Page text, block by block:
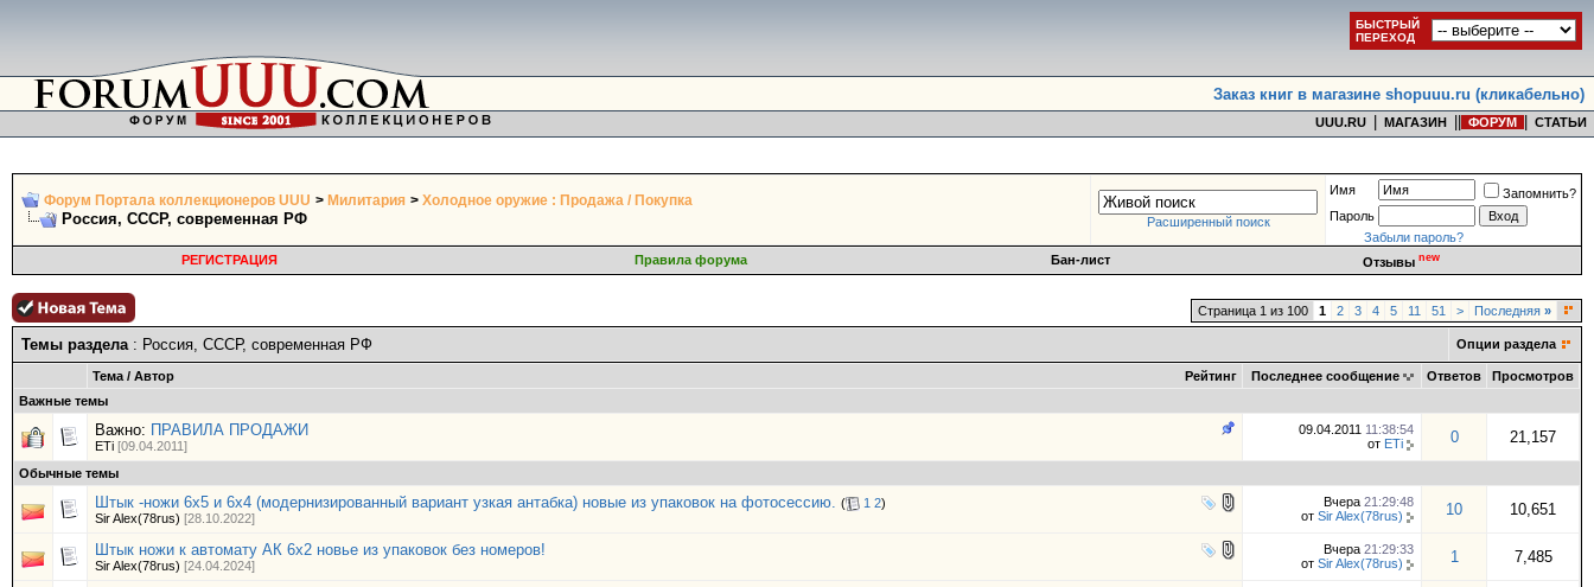
БЫСТРЫЙ
ПЕРЕХОД
Заказ книг в магазине shopuuu.ru (кликабельно)
UUU.RU МАГАЗИН ФОРУМ СТАТЬИ
Форум Портала коллекционеров UUU > Милитария > Холодное оружие : Продажа / Покупка
Россия, СССР, современная РФ Расширенный поиск
Имя
Запомнить?
Пароль
Забыли пароль?
РЕГИСТРАЦИЯ
Правила форума Бан-лист Отзывы new
Страница 1 из 100 1 2 3 4 5 11 51 > Последняя »
Темы раздела: Россия, СССР, современная РФ Опции раздела
Рейтинг
Тема / Автор Последнее сообщение Ответов
Просмотров
Важные темы
Важно: ПРАВИЛА ПРОДАЖИ
ETi [09.04.2011]
09.04.2011 11:38:54
от ETi 0 21,157
Обычные темы
Штык -ножи 6х5 и 6х4 (модернизированный вариант узкая антабка) новые из упаковок на фотосессию. ( 1 2)
Sir Alex(78rus) [28.10.2022]
Вчера 21:29:48
от Sir Alex(78rus) 10 10,651
Штык ножи к автомату АК 6х2 новье из упаковок без номеров!
Sir Alex(78rus) [24.04.2024]
Вчера 21:29:33
от Sir Alex(78rus) 1 7,485